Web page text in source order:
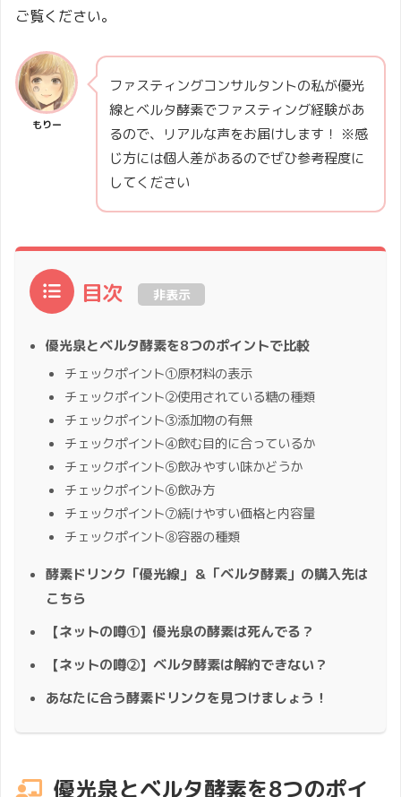
ご覧ください。
もりー
ファスティングコンサルタントの私が優光
線とベルタ酵素でファスティング経験があ
るので、リアルな声をお届けします！ ※感
じ方には個人差があるのでぜひ参考程度に
してください
目次 非表示
優光泉とベルタ酵素を8つのポイントで比較
チェックポイント①原材料の表示
チェックポイント②使用されている糖の種類
チェックポイント③添加物の有無
チェックポイント④飲む目的に合っているか
チェックポイント⑤飲みやすい味かどうか
チェックポイント⑥飲み方
チェックポイント⑦続けやすい価格と内容量
チェックポイント⑧容器の種類
酵素ドリンク「優光線」＆「ベルタ酵素」の購入先は
こちら
【ネットの噂①】優光泉の酵素は死んでる？
【ネットの噂②】ベルタ酵素は解約できない？
あなたに合う酵素ドリンクを見つけましょう！
優光泉とベルタ酵素を8つのポイ